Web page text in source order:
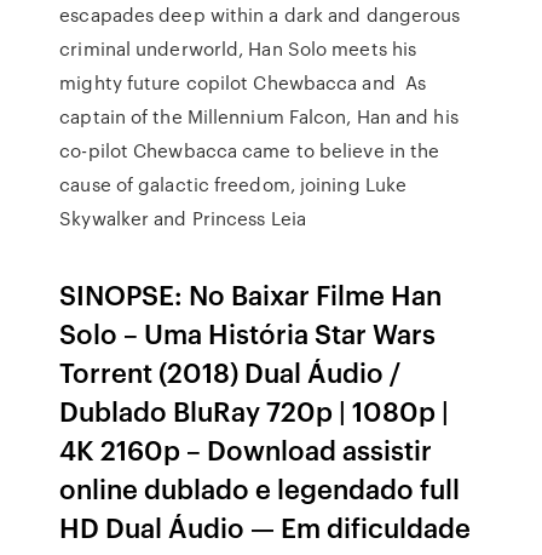
escapades deep within a dark and dangerous
criminal underworld, Han Solo meets his
mighty future copilot Chewbacca and As
captain of the Millennium Falcon, Han and his
co-pilot Chewbacca came to believe in the
cause of galactic freedom, joining Luke
Skywalker and Princess Leia
SINOPSE: No Baixar Filme Han
Solo – Uma História Star Wars
Torrent (2018) Dual Áudio /
Dublado BluRay 720p | 1080p |
4K 2160p – Download assistir
online dublado e legendado full
HD Dual Áudio — Em dificuldade